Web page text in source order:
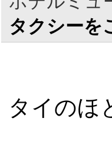
タクシーを
タイのほ